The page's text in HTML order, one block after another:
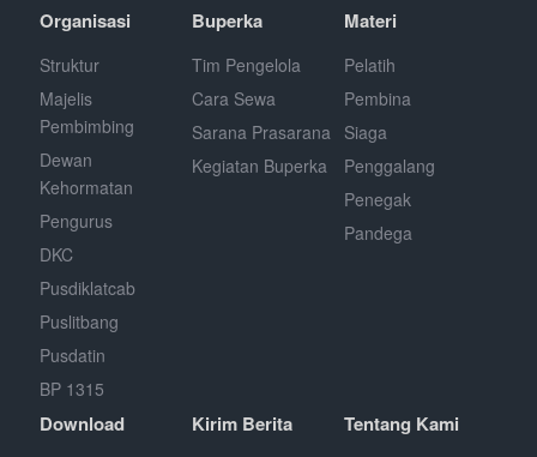
Organisasi
Struktur
Majelis
Pembimbing
Dewan
Kehormatan
Pengurus
DKC
Pusdiklatcab
Puslitbang
Pusdatin
BP 1315
Buperka
Tim Pengelola
Cara Sewa
Sarana Prasarana
Kegiatan Buperka
Materi
Pelatih
Pembina
Siaga
Penggalang
Penegak
Pandega
Download Kirim Berita Tentang Kami